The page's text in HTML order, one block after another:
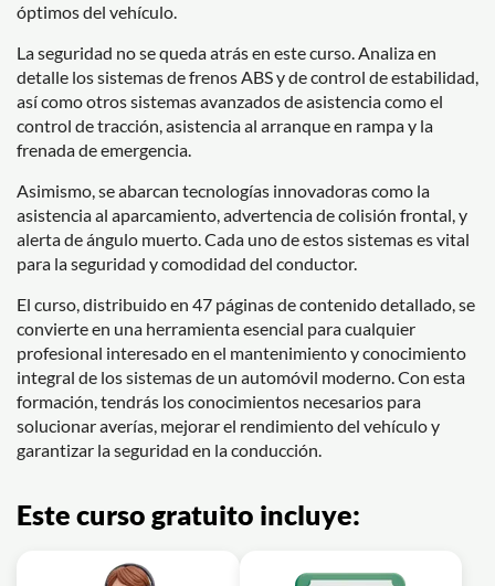
óptimos del vehículo.
La seguridad no se queda atrás en este curso. Analiza en
detalle los sistemas de frenos ABS y de control de estabilidad,
así como otros sistemas avanzados de asistencia como el
control de tracción, asistencia al arranque en rampa y la
frenada de emergencia.
Asimismo, se abarcan tecnologías innovadoras como la
asistencia al aparcamiento, advertencia de colisión frontal, y
alerta de ángulo muerto. Cada uno de estos sistemas es vital
para la seguridad y comodidad del conductor.
El curso, distribuido en 47 páginas de contenido detallado, se
convierte en una herramienta esencial para cualquier
profesional interesado en el mantenimiento y conocimiento
integral de los sistemas de un automóvil moderno. Con esta
formación, tendrás los conocimientos necesarios para
solucionar averías, mejorar el rendimiento del vehículo y
garantizar la seguridad en la conducción.
Este curso gratuito incluye: